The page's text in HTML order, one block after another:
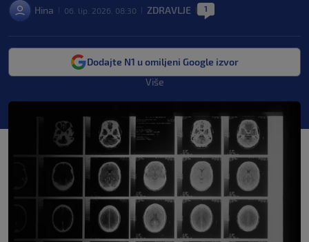
Hina 06. lip. 2026. 08:30 ZDRAVLJE 1
Dodajte N1 u omiljeni Google izvor
Više